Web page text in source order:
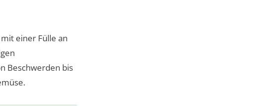
einer Fülle an
Beschwerden bis